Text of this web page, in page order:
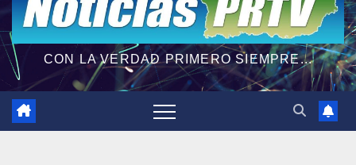
CON LA VERDAD PRIMERO SIEMPRE...